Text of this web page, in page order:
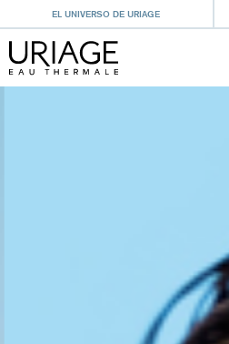
EL UNIVERSO DE URIAGE